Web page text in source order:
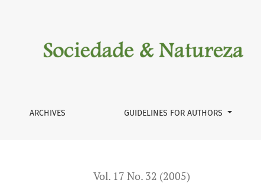
brasileiro pós 1990: Uma reflexão sobre os impactos
ARCHIVES GUIDELINES FOR AUTHORS
Vol. 17 No. 32 (2005)